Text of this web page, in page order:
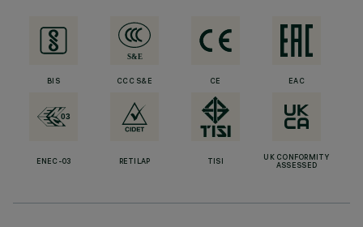
BIS CCC S&E CE EAC
ENEC-03 RETILAP TISI
UK CONFORMITY
ASSESSED